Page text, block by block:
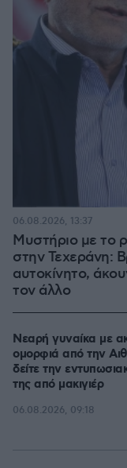
Μυστήριο με το
στην Τεχεράνη:
αυτοκίνητο,
τον άλλο
06.08.2026, 13:37
Νεαρή γυναίκα με
ομορφιά από την
δείτε την
της από μακιγιέρ
06.08.2026, 09:18